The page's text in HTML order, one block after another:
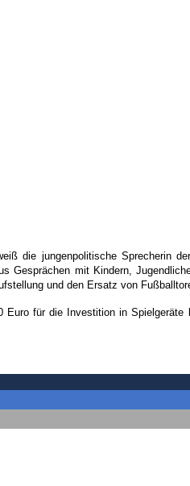
die jungenpolitische Sprecherin
Gesprächen mit Kindern,
und den Ersatz von
für die Investition in